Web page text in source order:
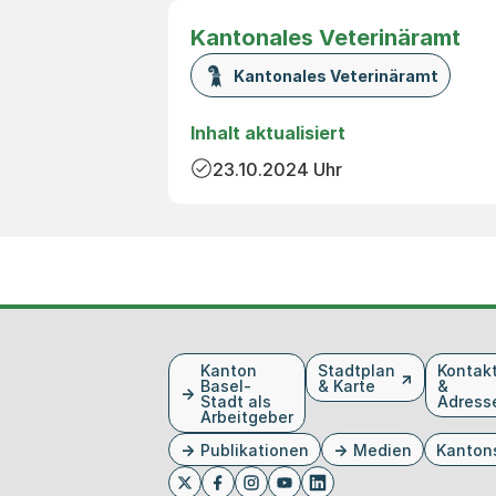
Kantonales Veterinäramt
Kantonales Veterinäramt
Inhalt aktualisiert
23.10.2024 Uhr
Kanton
Basel-
Stadt als
Arbeitgeber
Stadtplan
& Karte
&
Publikationen Medien
Twitter Externer Link, wird in einem
FacebookExterner Link, wird in
InstagramExterner Link, wird in
YoutubeExterner Link, wird
Linkedin